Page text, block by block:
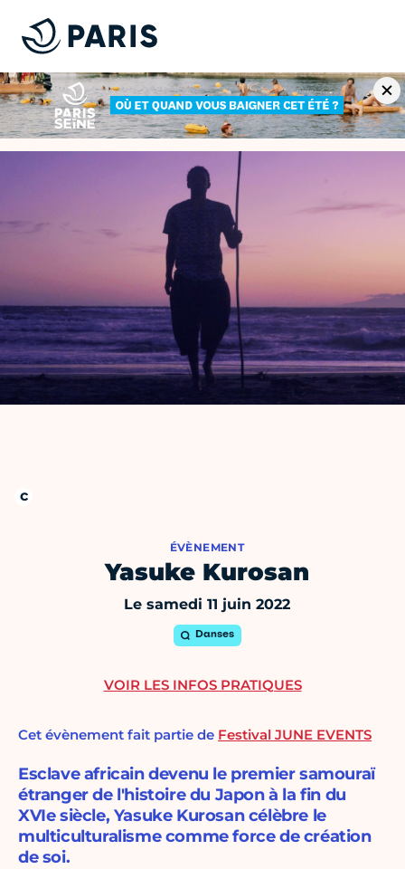
ÉVÈNEMENT
Yasuke Kurosan
Le samedi 11 juin 2022
Danses
Cet évènement fait partie de Festival JUNE EVENTS
Esclave africain devenu le premier samouraï
étranger de l'histoire du Japon à la fin du
XVIe siècle, Yasuke Kurosan célèbre le
multiculturalisme comme force de création
de soi.
VOIR LES INFOS PRATIQUES